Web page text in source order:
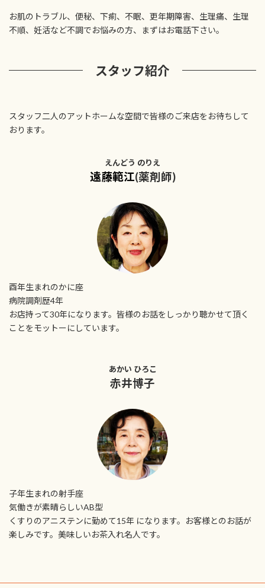
お肌のトラブル、便秘、下痢、不眠、更年期障害、生理痛、生理
不順、妊活など不調でお悩みの方、まずはお電話下さい。
スタッフ紹介
スタッフ二人のアットホームな空間で皆様のご来店をお待ちして
おります。
えんどう のりえ
遠藤範江(薬剤師)
酉年生まれのかに座
病院調剤歴4年
お店持って30年になります。皆様のお話をしっかり聴かせて頂く
ことをモットーにしています。
あかい ひろこ
赤井博子
子年生まれの射手座
気働きが素晴らしいAB型
くすりのアニステンに勤めて15年 になります。お客様とのお話が
楽しみです。美味しいお茶入れ名人です。